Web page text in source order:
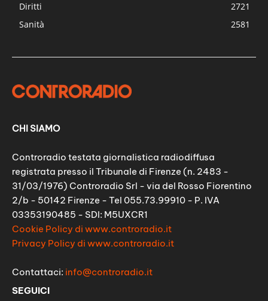
Diritti
2721
Sanità
2581
CHI SIAMO
Controradio testata giornalistica radiodiffusa
registrata presso il Tribunale di Firenze (n. 2483 -
31/03/1976) Controradio Srl - via del Rosso Fiorentino
2/b - 50142 Firenze - Tel 055.73.99910 - P. IVA
03353190485 - SDI: M5UXCR1
Cookie Policy di www.controradio.it
Privacy Policy di www.controradio.it
Contattaci: info@controradio.it
SEGUICI